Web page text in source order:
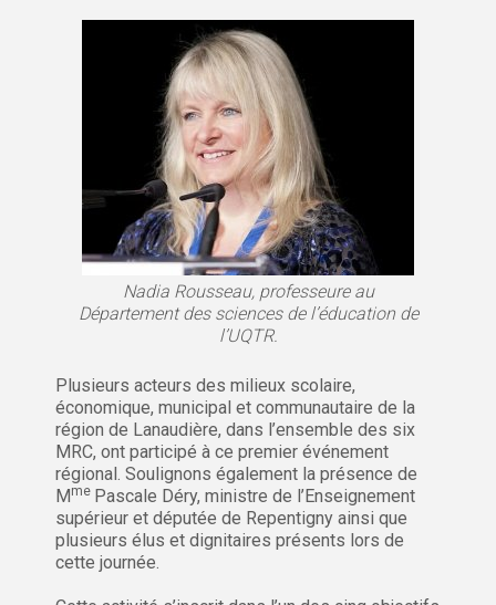
Nadia Rousseau, professeure au
Département des sciences de l’éducation de
l’UQTR.
Plusieurs acteurs des milieux scolaire,
économique, municipal et communautaire de la
région de Lanaudière, dans l’ensemble des six
MRC, ont participé à ce premier événement
régional. Soulignons également la présence de
M me Pascale Déry, ministre de l’Enseignement
supérieur et députée de Repentigny ainsi que
plusieurs élus et dignitaires présents lors de
cette journée.